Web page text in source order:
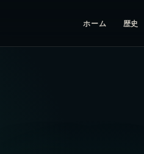
ホーム 歴史